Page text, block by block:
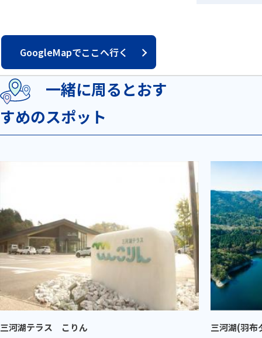
GoogleMapでここへ行く
一緒に周るとおす
すめのスポット
三河湖テラス こりん 三河湖(羽布